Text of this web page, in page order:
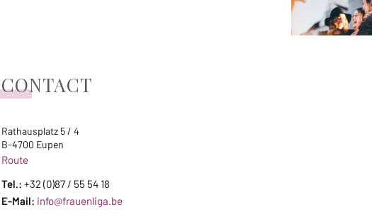
CONTACT
Rathausplatz 5 / 4
B-4700 Eupen
Route
Tel.: +32 (0)87 / 55 54 18
E-Mail: info@frauenliga.be